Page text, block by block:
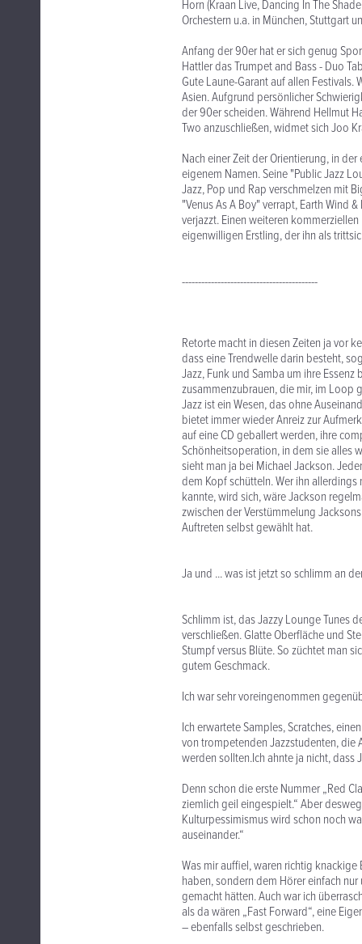
Horn (Kraan Live, Dancing In The
Orchestern u.a. in München, Stuttgart
Anfang der 90er hat er sich genug
Hattler das Trumpet and Bass - Duo
Gute Laune-Garant auf allen
Asien. Aufgrund persönlicher
der 90er scheiden. Während Hellmut
Two anzuschließen, widmet sich Joo
Nach einer Zeit der Orientierung, in
eigenem Namen. Seine "Public Jazz
Jazz, Pop und Rap verschmelzen mit
"Venus As A Boy" verrapt, Earth Wind
verjazzt. Einen weiteren
eigenwilligen Erstling, der ihn als
------------------------------------------
Retorte macht in diesen Zeiten ja vor
dass eine Trendwelle darin besteht,
Jazz, Funk und Samba um ihre
zusammenzubrauen, die mir, im Loop
Jazz ist ein Wesen, das ohne
bietet immer wieder Anreiz zur
auf eine CD geballert werden, ihre
Schönheitsoperation, in dem sie alles
sieht man ja bei Michael Jackson.
dem Kopf schütteln. Wer ihn
kannte, wird sich, wäre Jackson
zwischen der Verstümmelung
Auftreten selbst gewählt hat.
Ja und ... was ist jetzt so schlimm an
Schlimm ist, das Jazzy Lounge Tunes
verschließen. Glatte Oberfläche und
Stumpf versus Blüte. So züchtet man
gutem Geschmack.
Ich war sehr voreingenommen
Ich erwartete Samples, Scratches,
von trompetenden Jazzstudenten, die
werden sollten.Ich ahnte ja nicht,
Denn schon die erste Nummer „Red
ziemlich geil eingespielt.“ Aber
Kulturpessimismus wird schon noch
auseinander.“
Was mir auffiel, waren richtig
haben, sondern dem Hörer einfach
gemacht hätten. Auch war ich
als da wären „Fast Forward“, eine
– ebenfalls selbst geschrieben.